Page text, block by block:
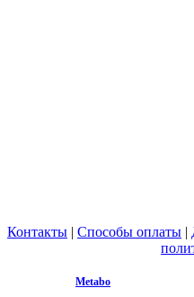
Контакты | Способы оплаты |
Metabo